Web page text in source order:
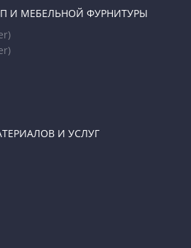
И МЕБЕЛЬНОЙ ФУРНИТУРЫ
И УСЛУГ